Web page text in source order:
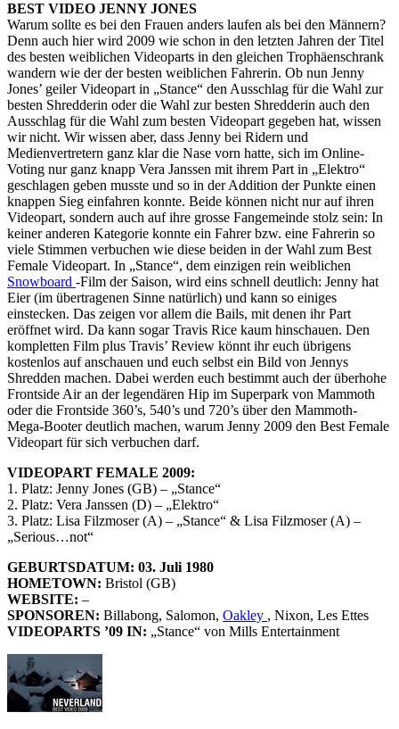
BEST VIDEO JENNY JONES
Warum sollte es bei den Frauen anders laufen als bei den Männern?
Denn auch hier wird 2009 wie schon in den letzten Jahren der Titel
des besten weiblichen Videoparts in den gleichen Trophäenschrank
wandern wie der der besten weiblichen Fahrerin. Ob nun Jenny
Jones’ geiler Videopart in „Stance“ den Ausschlag für die Wahl zur
besten Shredderin oder die Wahl zur besten Shredderin auch den
Ausschlag für die Wahl zum besten Videopart gegeben hat, wissen
wir nicht. Wir wissen aber, dass Jenny bei Ridern und
Medienvertretern ganz klar die Nase vorn hatte, sich im Online-
Voting nur ganz knapp Vera Janssen mit ihrem Part in „Elektro“
geschlagen geben musste und so in der Addition der Punkte einen
knappen Sieg einfahren konnte. Beide können nicht nur auf ihren
Videopart, sondern auch auf ihre grosse Fangemeinde stolz sein: In
keiner anderen Kategorie konnte ein Fahrer bzw. eine Fahrerin so
viele Stimmen verbuchen wie diese beiden in der Wahl zum Best
Female Videopart. In „Stance“, dem einzigen rein weiblichen
Snowboard -Film der Saison, wird eins schnell deutlich: Jenny hat
Eier (im übertragenen Sinne natürlich) und kann so einiges
einstecken. Das zeigen vor allem die Bails, mit denen ihr Part
eröffnet wird. Da kann sogar Travis Rice kaum hinschauen. Den
kompletten Film plus Travis’ Review könnt ihr euch übrigens
kostenlos aufanschauen und euch selbst ein Bild von Jennys
Shredden machen. Dabei werden euch bestimmt auch der überhohe
Frontside Air an der legendären Hip im Superpark von Mammoth
oder die Frontside 360’s, 540’s und 720’s über den Mammoth-
Mega-Booter deutlich machen, warum Jenny 2009 den Best Female
Videopart für sich verbuchen darf.
VIDEOPART FEMALE 2009:
1. Platz: Jenny Jones (GB) – „Stance“
2. Platz: Vera Janssen (D) – „Elektro“
3. Platz: Lisa Filzmoser (A) – „Stance“ & Lisa Filzmoser (A) –
„Serious…not“
GEBURTSDATUM: 03. Juli 1980
HOMETOWN: Bristol (GB)
WEBSITE: –
SPONSOREN: Billabong, Salomon, Oakley , Nixon, Les Ettes
VIDEOPARTS ’09 IN: „Stance“ von Mills Entertainment